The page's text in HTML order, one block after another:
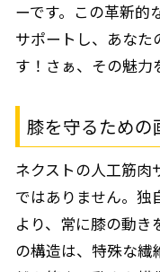
ーです。この革新的
サポートし、あなた
す！さぁ、その魅力
膝を守るための
ネクストの人工筋肉
ではありません。独
より、常に膝の動き
の構造は、特殊な繊